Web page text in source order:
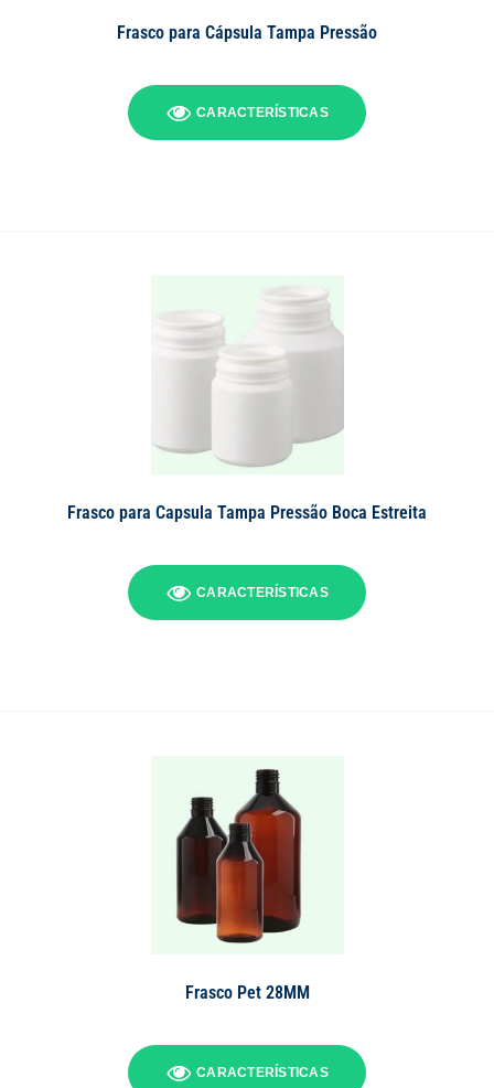
Frasco para Cápsula Tampa Pressão
CARACTERÍSTICAS
Frasco para Capsula Tampa Pressão Boca Estreita
CARACTERÍSTICAS
Frasco Pet 28MM
CARACTERÍSTICAS